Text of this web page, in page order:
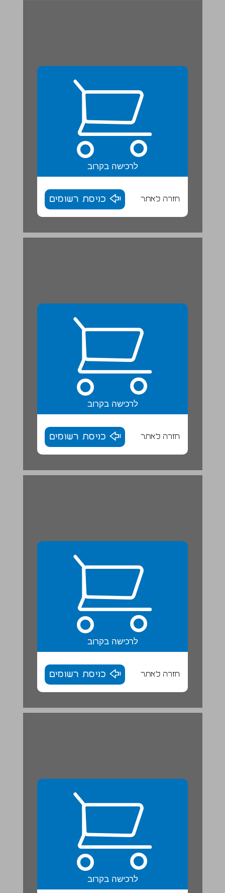
לרכישה בקרוב
חזרה לאתר כניסת רשומים
כָּכָה זֶה בְּעִבְרִית: שׁוֹרָשִׁים וּמִשְׁפְּחוֹת מִלִים ... 20
לרכישה בקרוב
חזרה לאתר כניסת רשומים
לרכישה בקרוב
חזרה לאתר כניסת רשומים
חַפְּשָׂנֵי הַדֻבּוֹנִים | טֵקְסְט מֵידָע ... 22
לרכישה בקרוב